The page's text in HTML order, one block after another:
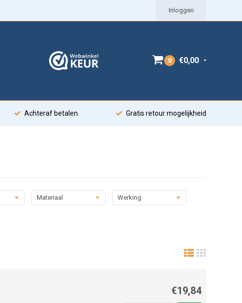
Inloggen
0 €0,00
Achteraf betalen Gratis retour mogelijkheid
Materiaal Werking
€19,84